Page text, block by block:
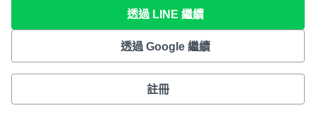
透過 LINE 繼續
透過 Google 繼續
註冊